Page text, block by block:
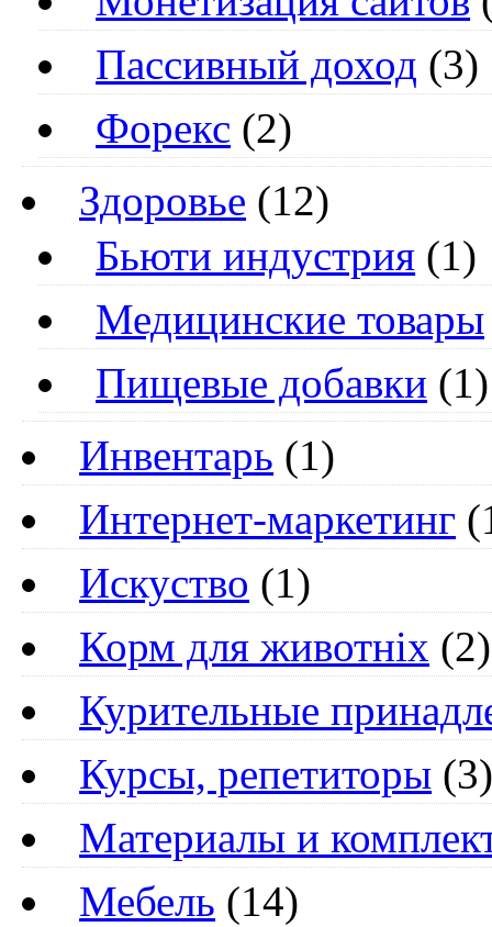
Пассивный доход (3)
Форекс (2)
Здоровье (12)
Бьюти индустрия (1)
Медицинские товары
Пищевые добавки (1)
Инвентарь (1)
Интернет-маркетинг
Искуство (1)
Корм для животніх (2)
Курительные
Курсы, репетиторы
Материалы и
Мебель (14)